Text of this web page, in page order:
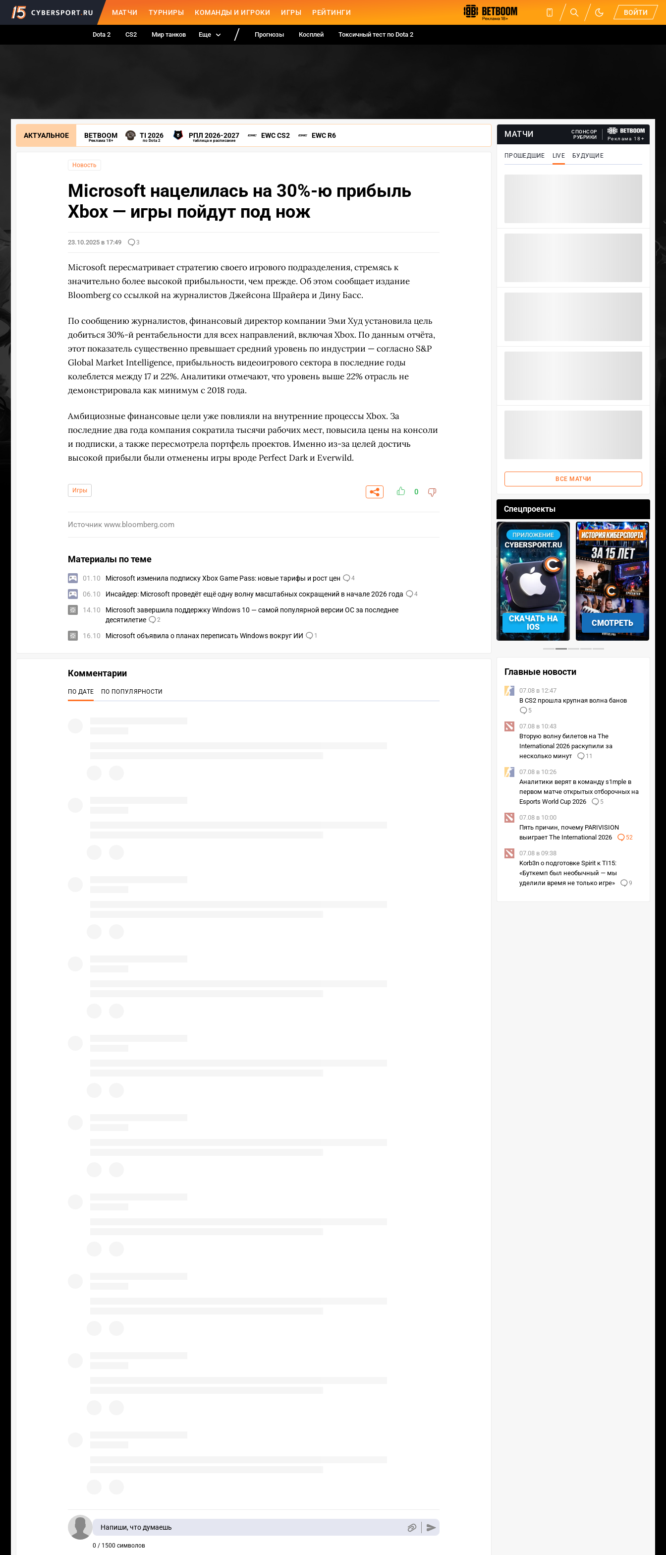
МАТЧИ ТУРНИРЫ КОМАНДЫ И ИГРОКИ ИГРЫ РЕЙТИНГИ ВОЙТИ
Dota 2 CS2 Мир танков Еще Прогнозы Косплей Токсичный тест по Dota 2
АКТУАЛЬНОЕ BETBOOM
Реклама 18+
TI 2026
по Dota 2
РПЛ 2026-2027
таблица и расписание
EWC CS2 EWC R6
Новость
Microsoft нацелилась на 30%-ю прибыль
Xbox — игры пойдут под нож
23.10.2025 в 17:49 3
Microsoft пересматривает стратегию своего игрового подразделения, стремясь к
значительно более высокой прибыльности, чем прежде. Об этом сообщает издание
Bloomberg со ссылкой на журналистов Джейсона Шрайера и Дину Басс.
По сообщению журналистов, финансовый директор компании Эми Худ установила цель
добиться 30%-й рентабельности для всех направлений, включая Xbox. По данным отчёта,
этот показатель существенно превышает средний уровень по индустрии — согласно S&P
Global Market Intelligence, прибыльность видеоигрового сектора в последние годы
колеблется между 17 и 22%. Аналитики отмечают, что уровень выше 22% отрасль не
демонстрировала как минимум с 2018 года.
Амбициозные финансовые цели уже повлияли на внутренние процессы Xbox. За
последние два года компания сократила тысячи рабочих мест, повысила цены на консоли
и подписки, а также пересмотрела портфель проектов. Именно из-за целей достичь
высокой прибыли были отменены игры вроде Perfect Dark и Everwild.
Игры 0
Источник www.bloomberg.com
Материалы по теме
01.10 Microsoft изменила подписку Xbox Game Pass: новые тарифы и рост цен 4
06.10 Инсайдер: Microsoft проведёт ещё одну волну масштабных сокращений в начале 2026 года 4
14.10
Microsoft завершила поддержку Windows 10 — самой популярной версии ОС за последнее
десятилетие
2
16.10 Microsoft объявила о планах переписать Windows вокруг ИИ 1
МАТЧИ
СПОНСОР
РУБРИКИ
Реклама 18+
ПРОШЕДШИЕ LIVE БУДУЩИЕ
ВСЕ МАТЧИ
Спецпроекты
СКАЧАТЬ НА
IOS
СМОТРЕТЬ
‹ ›
Главные новости
07.08 в 12:47
В CS2 прошла крупная волна банов
5
07.08 в 10:43
Вторую волну билетов на The
International 2026 раскупили за
несколько минут
11
07.08 в 10:26
Аналитики верят в команду s1mple в
первом матче открытых отборочных на
Esports World Cup 2026
5
07.08 в 10:00
Пять причин, почему PARIVISION
выиграет The International 2026
52
07.08 в 09:38
Korb3n о подготовке Spirit к TI15:
«Буткемп был необычный — мы
уделили время не только игре»
9
Комментарии
ПО ДАТЕ ПО ПОПУЛЯРНОСТИ
Напиши, что думаешь
0 / 1500 символов